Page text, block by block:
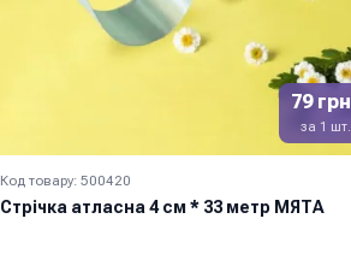
79 грн
за 1 шт.
Код товару: 500420
Стрічка атласна 4 см * 33 метр МЯТА